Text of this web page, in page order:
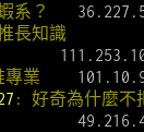
系？
長知識
業
: 好奇為什麼不